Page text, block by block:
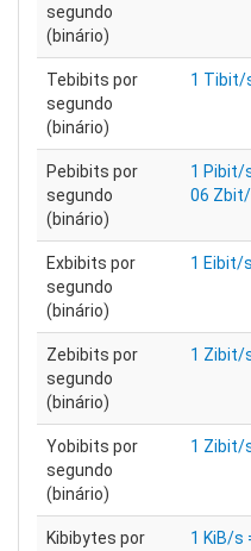
segundo
(binário)
Tebibits por
segundo
(binário)
1 Tibit/
Pebibits por
segundo
(binário)
1 Pibit/
06
Exbibits por
segundo
(binário)
1 Eibit/
Zebibits por
segundo
(binário)
1 Zibit/
Yobibits por
segundo
(binário)
1 Zibit/
Kibibytes por
1 KiB/s